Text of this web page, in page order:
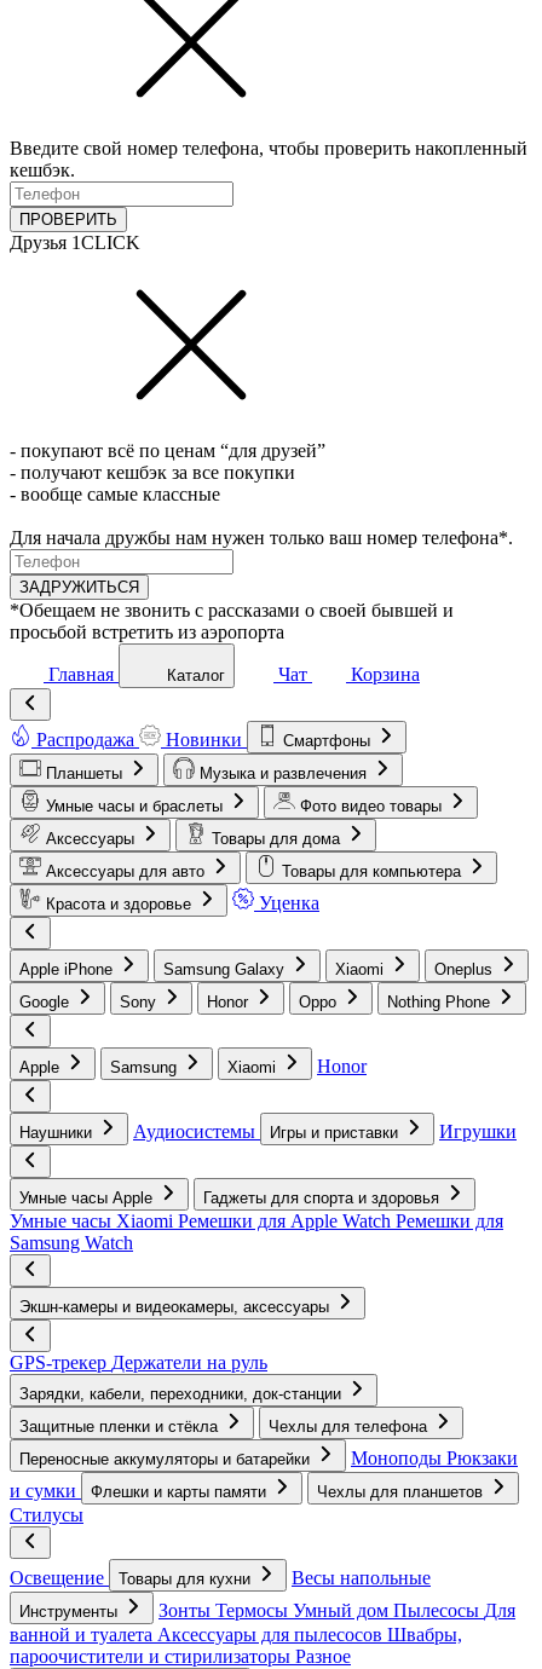
Введите свой номер телефона, чтобы проверить накопленный
кешбэк.
ПРОВЕРИТЬ
Друзья 1CLICK
- покупают всё по ценам “для друзей”
- получают кешбэк за все покупки
- вообще самые классные
Для начала дружбы нам нужен только ваш номер телефона*.
ЗАДРУЖИТЬСЯ
*Обещаем не звонить с рассказами о своей бывшей и
просьбой встретить из аэропорта
Главная Каталог Чат Корзина
Распродажа Новинки
Смартфоны
Планшеты
Музыка и развлечения
Умные часы и браслеты
Фото видео товары
Аксессуары
Товары для дома
Аксессуары для авто
Товары для компьютера
Красота и здоровье
Уценка
Apple iPhone Samsung Galaxy Xiaomi
Oneplus
Google
Sony Honor Oppo Nothing Phone
Apple Samsung Xiaomi Honor
Наушники Аудиосистемы Игры и приставки Игрушки
Умные часы Apple Гаджеты для спорта и здоровья
Умные часы Xiaomi Ремешки для Apple Watch Ремешки для
Samsung Watch
Экшн-камеры и видеокамеры, аксессуары
GPS-трекер Держатели на руль
Зарядки, кабели, переходники, док-станции
Защитные пленки и стёкла
Чехлы для телефона
Переносные аккумуляторы и батарейки
Моноподы Рюкзаки
и сумки
Флешки и карты памяти Чехлы для планшетов
Стилусы
Освещение Товары для кухни Весы напольные
Инструменты Зонты Термосы Умный дом Пылесосы Для
ванной и туалета Аксессуары для пылесосов Швабры,
пароочистители и стирилизаторы Разное